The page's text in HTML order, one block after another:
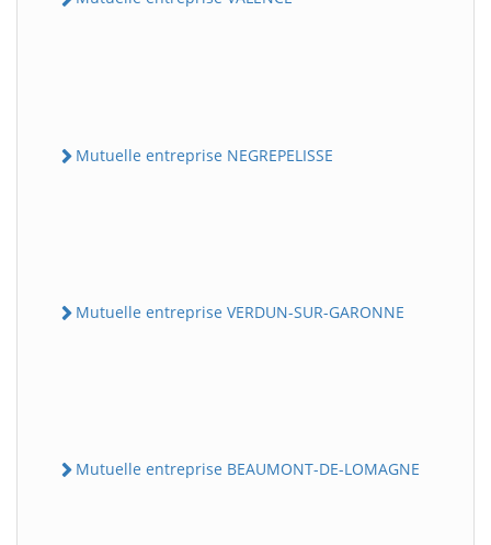
Mutuelle entreprise NEGREPELISSE
Mutuelle entreprise VERDUN-SUR-GARONNE
Mutuelle entreprise BEAUMONT-DE-LOMAGNE